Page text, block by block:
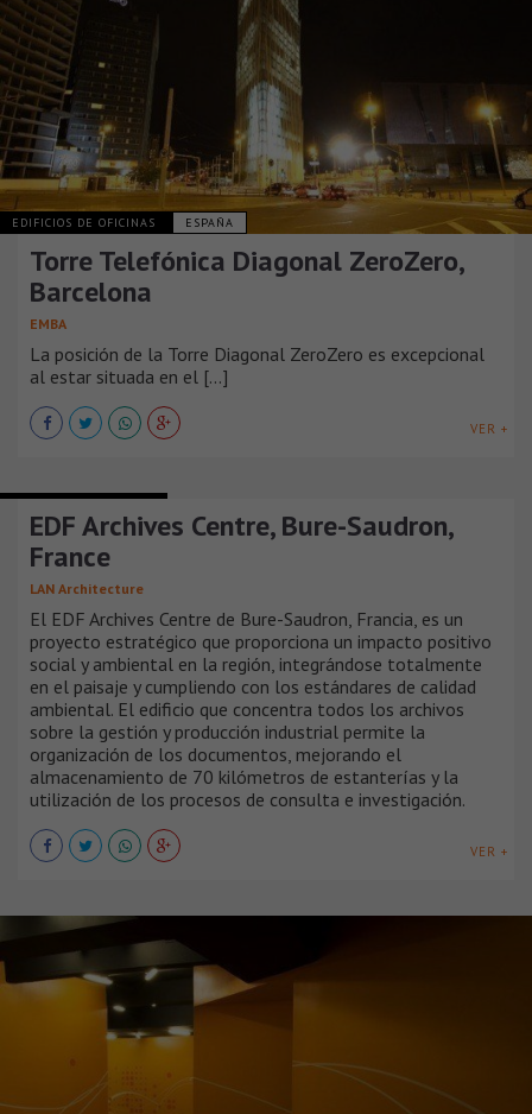
EDIFICIOS DE OFICINAS ESPAÑA
Torre Telefónica Diagonal ZeroZero,
Barcelona
EMBA
La posición de la Torre Diagonal ZeroZero es excepcional
al estar situada en el [...]
VER +
EDF Archives Centre, Bure-Saudron,
France
LAN Architecture
El EDF Archives Centre de Bure-Saudron, Francia, es un
proyecto estratégico que proporciona un impacto positivo
social y ambiental en la región, integrándose totalmente
en el paisaje y cumpliendo con los estándares de calidad
ambiental. El edificio que concentra todos los archivos
sobre la gestión y producción industrial permite la
organización de los documentos, mejorando el
almacenamiento de 70 kilómetros de estanterías y la
utilización de los procesos de consulta e investigación.
VER +